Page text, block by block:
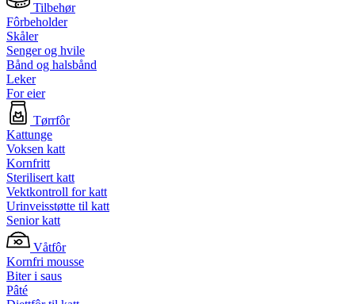
Tilbehør
Fôrbeholder
Skåler
Senger og hvile
Bånd og halsbånd
Leker
For eier
Tørrfôr
Kattunge
Voksen katt
Kornfritt
Sterilisert katt
Vektkontroll for katt
Urinveisstøtte til katt
Senior katt
Våtfôr
Kornfri mousse
Biter i saus
Pâté